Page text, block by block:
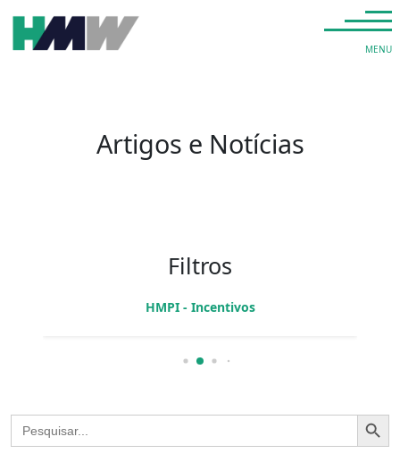
Navegação principal MENU
Artigos e Notícias
Filtros
HMPI - Incentivos
Search
for:
Search